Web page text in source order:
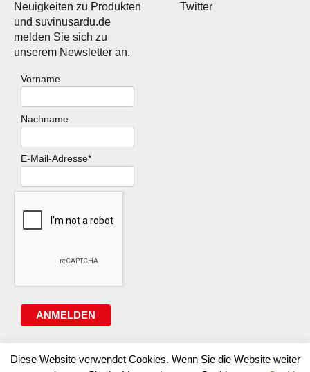
Neuigkeiten zu Produkten
und suvinusardu.de
melden Sie sich zu
unserem Newsletter an.
Vorname
Nachname
E-Mail-Adresse*
ANMELDEN
Twitter
Diese Website verwendet Cookies. Wenn Sie die Website weiter